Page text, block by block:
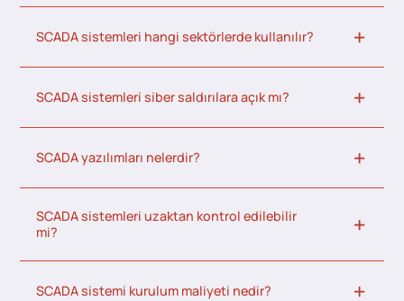
SCADA sistemleri hangi sektörlerde kullanılır?
SCADA sistemleri siber saldırılara açık mı?
SCADA yazılımları nelerdir?
SCADA sistemleri uzaktan kontrol edilebilir
mi?
SCADA sistemi kurulum maliyeti nedir?